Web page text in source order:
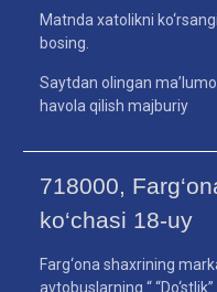
Matnda xatolikni
bosing.
Saytdan olingan
havola qilish majburiy
718000,
ko‘chasi 18-uy
Farg‘ona shaxrining
avtobuslarning “